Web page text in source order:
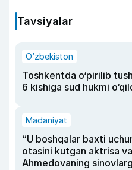
Tavsiyalar
O‘zbekiston
Toshkentda o‘pirilib
6 kishiga sud hukmi
Madaniyat
“U boshqalar baxti
otasini kutgan aktrisa
Ahmedovaning